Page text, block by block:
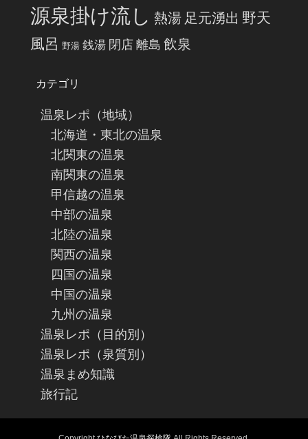
源泉掛け流し 熱湯 足元湧出 野天
風呂 野湯 銭湯 閉店 離島 飲泉
カテゴリ
温泉レポ（地域）
北海道・東北の温泉
北関東の温泉
南関東の温泉
甲信越の温泉
中部の温泉
北陸の温泉
関西の温泉
四国の温泉
中国の温泉
九州の温泉
温泉レポ（目的別）
温泉レポ（泉質別）
温泉まめ知識
旅行記